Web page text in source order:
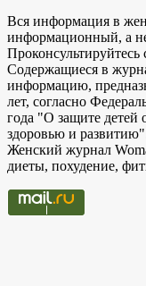
Вся информация в
информационный, а
Проконсультируйтесь
Содержащиеся в
информацию,
лет, согласно
года "О защите
здоровью и
Женский журнал
диеты, похудение,